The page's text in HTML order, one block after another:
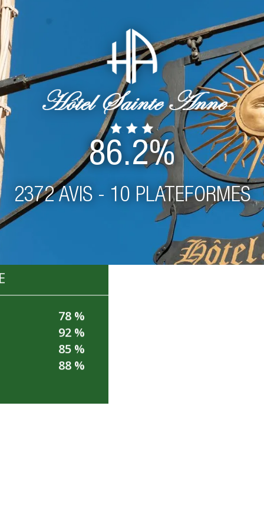
86.2%
2372 AVIS - 10 PLATEFORMES
78 %
92 %
85 %
88 %